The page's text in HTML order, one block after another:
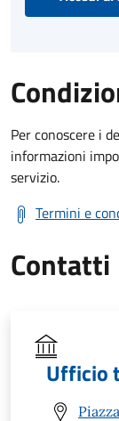
Per conoscere i
informazioni
servizio.
Termini e
Contatti
Ufficio